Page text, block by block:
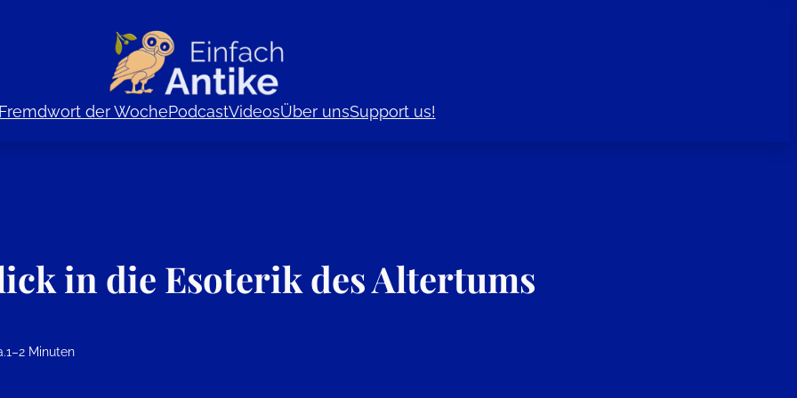
Fremdwort der WochePodcastVideosÜber unsSupport us!
in die Esoterik des Altertums
1–2 Minuten